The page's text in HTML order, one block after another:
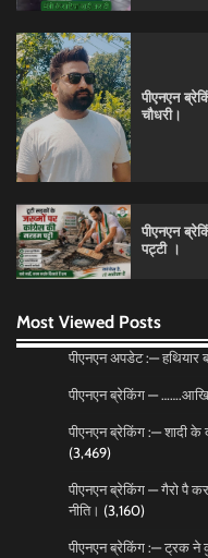
पीएनएन
चौधरी।
पीएनएन
पट्टी ।
Most Viewed Posts
पीएनएन अपडेट :— हथियार
पीएनएन ब्रेकिंग —
पीएनएन ब्रेकिंग :— शादी के
(3,469)
पीएनएन ब्रेकिंग — गैरो पै
नीति। (3,160)
पीएनएन ब्रेकिंग :— ट्रक ने
पीएनएन
घोषणाऐ,